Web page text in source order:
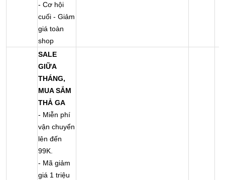
- Cơ hội
cuối - Giảm
giá toàn
shop
SALE
GIỮA
THÁNG,
MUA SẮM
THẢ GA
- Miễn phí
vận chuyển
lên đến
99K.
- Mã giảm
giá 1 triệu